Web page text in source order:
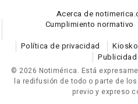
Acerca de
Cumplimiento normativo
Política de privacidad
© 2026 Notimérica. Está
la redifusión de todo o parte de
previo y expreso